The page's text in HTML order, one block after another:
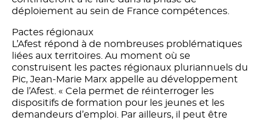
déploiement au sein de France compétences.
Pactes régionaux
L’Afest répond à de nombreuses problématiques
liées aux territoires. Au moment où se
construisent les pactes régionaux pluriannuels du
Pic, Jean-Marie Marx appelle au développement
de l’Afest. « Cela permet de réinterroger les
dispositifs de formation pour les jeunes et les
demandeurs d’emploi. Par ailleurs, il peut être